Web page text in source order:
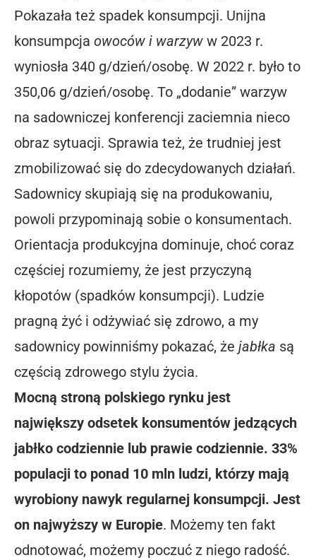
Pokazała też spadek konsumpcji. Unijna
konsumpcja owoców i warzyw w 2023 r.
wyniosła 340 g/dzień/osobę. W 2022 r. było to
350,06 g/dzień/osobę. To „dodanie” warzyw
na sadowniczej konferencji zaciemnia nieco
obraz sytuacji. Sprawia też, że trudniej jest
zmobilizować się do zdecydowanych działań.
Sadownicy skupiają się na produkowaniu,
powoli przypominają sobie o konsumentach.
Orientacja produkcyjna dominuje, choć coraz
częściej rozumiemy, że jest przyczyną
kłopotów (spadków konsumpcji). Ludzie
pragną żyć i odżywiać się zdrowo, a my
sadownicy powinniśmy pokazać, że jabłka są
częścią zdrowego stylu życia.
Mocną stroną polskiego rynku jest
największy odsetek konsumentów jedzących
jabłko codziennie lub prawie codziennie. 33%
populacji to ponad 10 mln ludzi, którzy mają
wyrobiony nawyk regularnej konsumpcji. Jest
on najwyższy w Europie. Możemy ten fakt
odnotować, możemy poczuć z niego radość.